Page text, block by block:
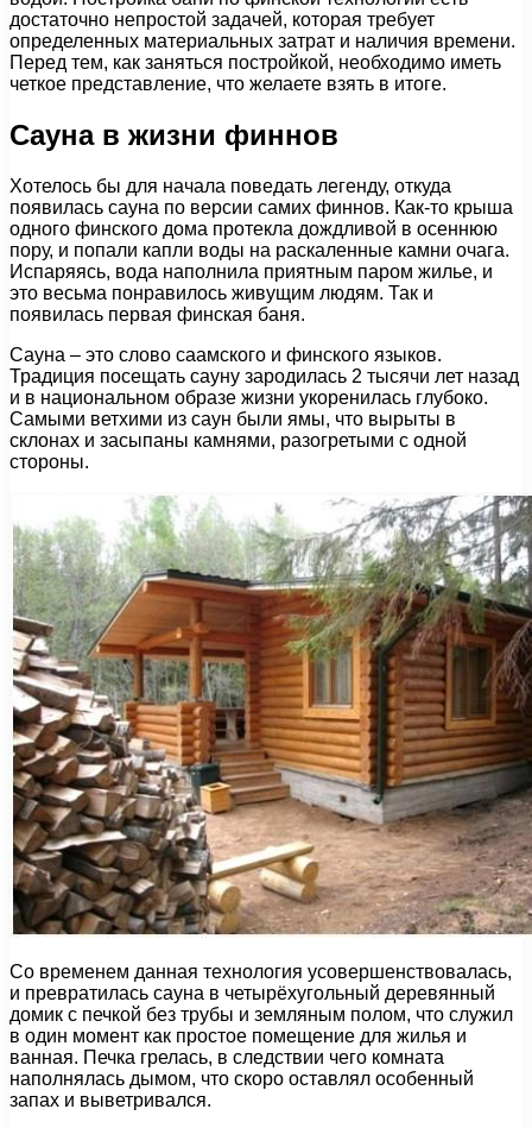
достаточно непростой задачей, которая требует
определенных материальных затрат и наличия времени.
Перед тем, как заняться постройкой, необходимо иметь
четкое представление, что желаете взять в итоге.
Сауна в жизни финнов
Хотелось бы для начала поведать легенду, откуда
появилась сауна по версии самих финнов. Как-то крыша
одного финского дома протекла дождливой в осеннюю
пору, и попали капли воды на раскаленные камни очага.
Испаряясь, вода наполнила приятным паром жилье, и
это весьма понравилось живущим людям. Так и
появилась первая финская баня.
Сауна – это слово саамского и финского языков.
Традиция посещать сауну зародилась 2 тысячи лет назад
и в национальном образе жизни укоренилась глубоко.
Самыми ветхими из саун были ямы, что вырыты в
склонах и засыпаны камнями, разогретыми с одной
стороны.
Со временем данная технология усовершенствовалась,
и превратилась сауна в четырёхугольный деревянный
домик с печкой без трубы и земляным полом, что служил
в один момент как простое помещение для жилья и
ванная. Печка грелась, в следствии чего комната
наполнялась дымом, что скоро оставлял особенный
запах и выветривался.